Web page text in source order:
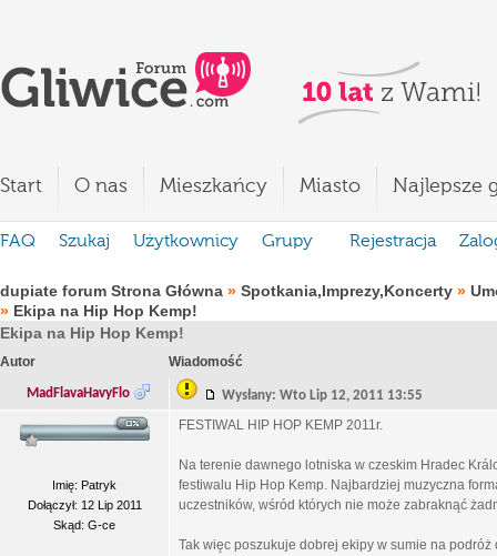
Start O nas Mieszkańcy Miasto Najlepsze
FAQ Szukaj Użytkownicy Grupy Rejestracja
dupiate forum Strona Główna » Spotkania,Imprezy,Koncerty »
» Ekipa na Hip Hop Kemp!
Ekipa na Hip Hop Kemp!
Autor Wiadomość
MadFlavaHavyFlo Wysłany: Wto Lip 12, 2011 13:55
Imię: Patryk
Dołączył: 12 Lip 2011
Skąd: G-ce
FESTIWAL HIP HOP KEMP 2011r.
Na terenie dawnego lotniska w czeskim Hradec
festiwalu Hip Hop Kemp. Najbardziej muzyczna
uczestników, wśród których nie może zabraknąć
Tak więc poszukuje dobrej ekipy w sumie na